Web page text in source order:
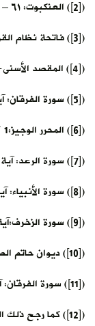
([2]) العنكبوت: ٦١ – ٦٣
([3]) فاتحة نظام القرآن-ص45-46
([4]) المقصد الأسنى-ج1-ص: 62
([5]) سورة الفرقان: آية 60.
([6]) المحرر الوجيز:1 / 92.
([7]) سورة الرعد: آية 30
([8]) سورة الأنبياء: آية 26
([9]) سورة الزخرف:آية 20
([10]) ديوان حاتم الطائي:ص 17.
([11]) سورة الفرقان: آية 60
([12]) كما رجح ذلك الفر اهي في كتابه مفردات القرآن.